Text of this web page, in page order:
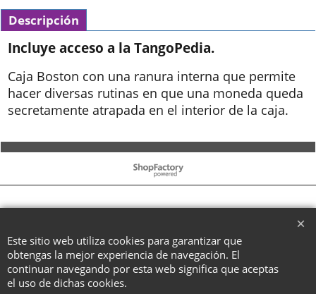
Descripción
Incluye acceso a la TangoPedia.
Caja Boston con una ranura interna que permite
hacer diversas rutinas en que una moneda queda
secretamente atrapada en el interior de la caja.
To create online store ShopFactory eCommerce software was used.
Este sitio web utiliza cookies para garantizar que
obtengas la mejor experiencia de navegación. El
continuar navegando por esta web significa que aceptas
el uso de dichas cookies.